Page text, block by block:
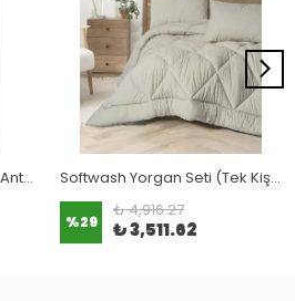
Micro Soft Yorgan (Silikon, Antibaktariyel) Softwash Yorgan Seti (Tek Kişilik ve Çift Kişilik)
%29
₺ 4,916.27
₺ 3,511.62